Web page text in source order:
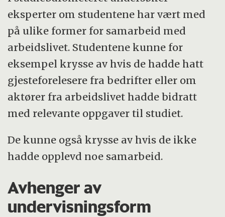
eksperter om studentene har vært med
på ulike former for samarbeid med
arbeidslivet. Studentene kunne for
eksempel krysse av hvis de hadde hatt
gjesteforelesere fra bedrifter eller om
aktører fra arbeidslivet hadde bidratt
med relevante oppgaver til studiet.
De kunne også krysse av hvis de ikke
hadde opplevd noe samarbeid.
Avhenger av
undervisningsform